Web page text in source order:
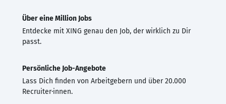
Über eine Million Jobs
Entdecke mit XING genau den Job, der wirklich zu Dir
passt.
Persönliche Job-Angebote
Lass Dich finden von Arbeitgebern und über 20.000
Recruiter·innen.